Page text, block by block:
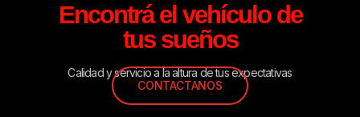
Encontrá el vehículo de
tus sueños
Calidad y servicio a la altura de tus expectativas
CONTACTANOS